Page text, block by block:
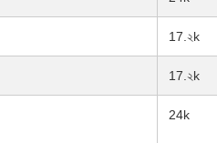
17.২k
17.২k
24k